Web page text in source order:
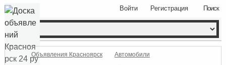
Поиск
Войти Регистрация
Объявления Красноярск Автомобили